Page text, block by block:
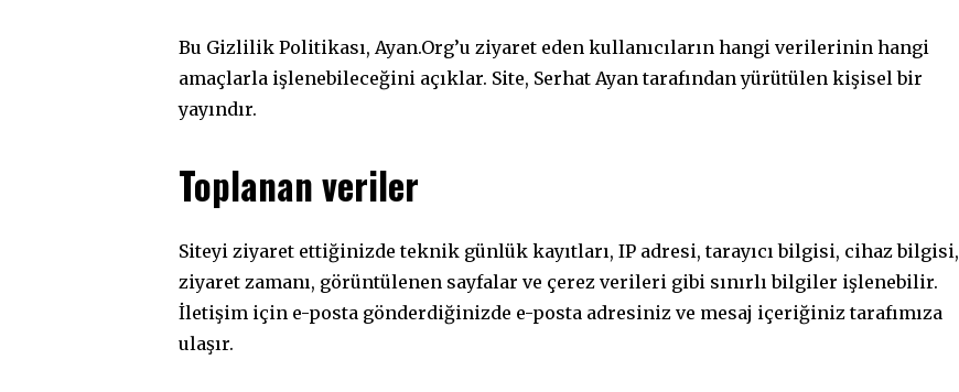
Bu Gizlilik Politikası, Ayan.Org’u ziyaret eden kullanıcıların hangi verilerinin hangi
amaçlarla işlenebileceğini açıklar. Site, Serhat Ayan tarafından yürütülen kişisel bir
yayındır.
Toplanan veriler
Siteyi ziyaret ettiğinizde teknik günlük kayıtları, IP adresi, tarayıcı bilgisi, cihaz bilgisi,
ziyaret zamanı, görüntülenen sayfalar ve çerez verileri gibi sınırlı bilgiler işlenebilir.
İletişim için e-posta gönderdiğinizde e-posta adresiniz ve mesaj içeriğiniz tarafımıza
ulaşır.